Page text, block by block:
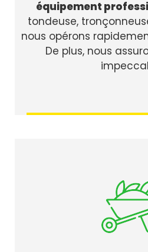
équipement
tondeuse,
nous opérons
De plus, nous